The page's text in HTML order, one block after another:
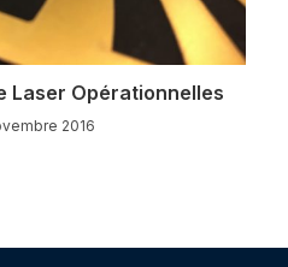
Laser Opérationnelles
2016